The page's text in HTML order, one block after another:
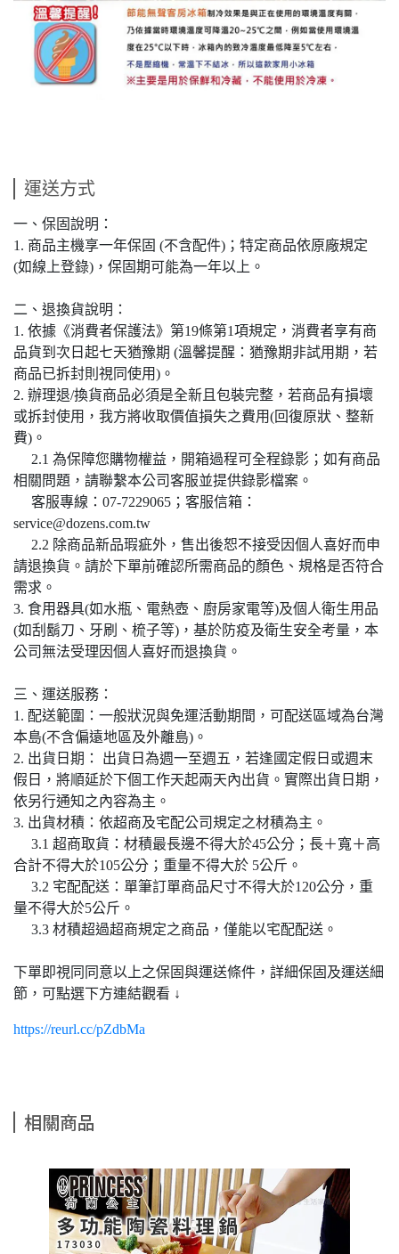
運送方式
一、保固說明：
1. 商品主機享一年保固 (不含配件)；特定商品依原廠規定
(如線上登錄)，保固期可能為一年以上。
二、退換貨說明：
1. 依據《消費者保護法》第19條第1項規定，消費者享有商
品貨到次日起七天猶豫期 (溫馨提醒：猶豫期非試用期，若
商品已拆封則視同使用)。
2. 辦理退/換貨商品必須是全新且包裝完整，若商品有損壞
或拆封使用，我方將收取價值損失之費用(回復原狀、整新
費)。
2.1 為保障您購物權益，開箱過程可全程錄影；如有商品
相關問題，請聯繫本公司客服並提供錄影檔案。
客服專線：07-7229065；客服信箱：
service@dozens.com.tw
2.2 除商品新品瑕疵外，售出後恕不接受因個人喜好而申
請退換貨。請於下單前確認所需商品的顏色、規格是否符合
需求。
3. 食用器具(如水瓶、電熱壺、廚房家電等)及個人衛生用品
(如刮鬍刀、牙刷、梳子等)，基於防疫及衛生安全考量，本
公司無法受理因個人喜好而退換貨。
三、運送服務：
1. 配送範圍：一般狀況與免運活動期間，可配送區域為台灣
本島(不含偏遠地區及外離島)。
2. 出貨日期： 出貨日為週一至週五，若逢國定假日或週末
假日，將順延於下個工作天起兩天內出貨。實際出貨日期，
依另行通知之內容為主。
3. 出貨材積：依超商及宅配公司規定之材積為主。
3.1 超商取貨：材積最長邊不得大於45公分；長＋寬＋高
合計不得大於105公分；重量不得大於 5公斤。
3.2 宅配配送：單筆訂單商品尺寸不得大於120公分，重
量不得大於5公斤。
3.3 材積超過超商規定之商品，僅能以宅配配送。
下單即視同同意以上之保固與運送條件，詳細保固及運送細
節，可點選下方連結觀看 ↓
https://reurl.cc/pZdbMa
相關商品